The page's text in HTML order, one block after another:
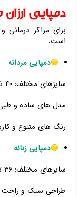
دمپایی ارزان
برای مراکز
است.
دمپایی مردانه
سایزهای مختلف: ۴۰ تا ۴۵
مدل‌ های ساده و
رنگ ‌های متنوع و
دمپایی زنانه
سایزهای مختلف: ۳۶ تا ۴0
طراحی سبک و راحت